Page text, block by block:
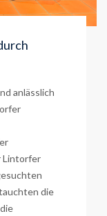
anlässlich
Lintorfer
die